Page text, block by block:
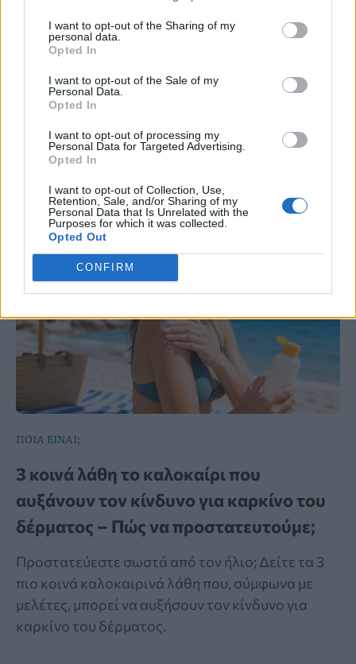
I want to opt-out of the Sharing of my
personal data.
Opted In
I want to opt-out of the Sale of my
Personal Data.
Opted In
I want to opt-out of processing my
Personal Data for Targeted Advertising.
Opted In
I want to opt-out of Collection, Use,
Retention, Sale, and/or Sharing of my
Personal Data that Is Unrelated with the
Purposes for which it was collected.
Opted Out
CONFIRM
Η αυξημένη χοληστερίνη δεν σημαίνει πάντα ότι
χρειάζεται φαρμακευτική αγωγή, καθώς η
καρδιαγγειακό κίνδυνο και σε άλλους
παράγοντες υγείας. Πότε αρκούν οι αλλαγές στον
τρόπο ζωής και πότε μπορεί να χρειαστεί
θεραπεία;
ΠΟΙΑ ΕΙΝΑΙ;
3 κοινά λάθη το καλοκαίρι που
αυξάνουν τον κίνδυνο για καρκίνο του
δέρματος – Πώς να προστατευτούμε;
Προστατεύεστε σωστά από τον ήλιο; Δείτε τα 3
πιο κοινά καλοκαιρινά λάθη που, σύμφωνα με
μελέτες, μπορεί να αυξήσουν τον κίνδυνο για
καρκίνο του δέρματος.